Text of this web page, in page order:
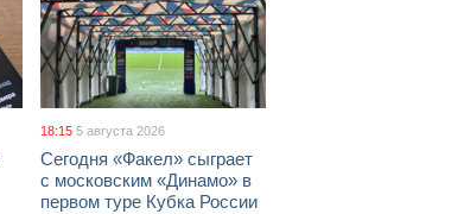
18:15 5 августа 2026
Сегодня «Факел» сыграет
с московским «Динамо» в
первом туре Кубка России